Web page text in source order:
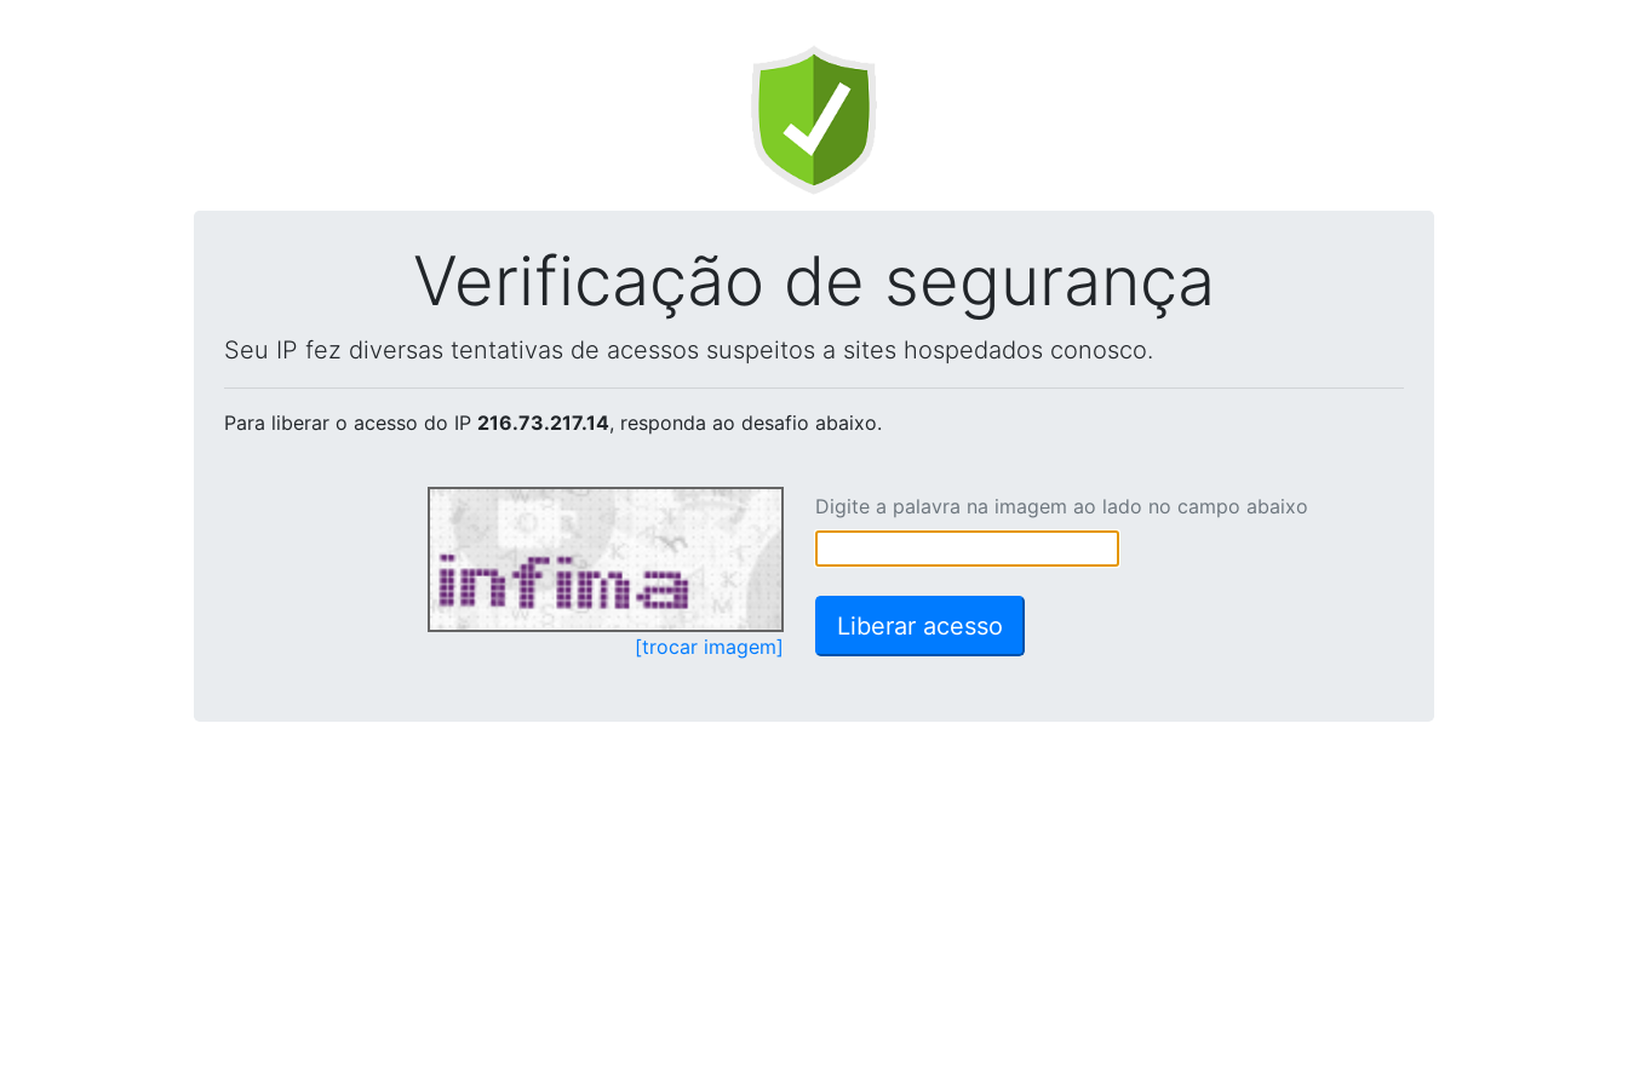
Verificação de segurança
Seu IP fez diversas tentativas de acessos suspeitos a sites hospedados conosco.
Para liberar o acesso do IP 216.73.217.14, responda ao desafio abaixo.
[trocar imagem]
Digite a palavra na imagem ao lado no campo abaixo